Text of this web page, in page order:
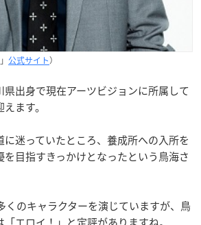
公式サイト）
県出身で現在アーツビジョンに所属して
ます。
迷っていたところ、養成所への入所を
目指すきっかけとなったという鳥海さ
くのキャラクターを演じていますが、鳥